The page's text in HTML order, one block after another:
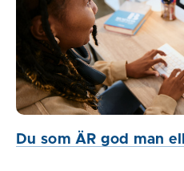
Du som ÄR god man